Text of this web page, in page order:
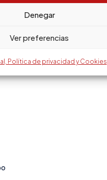
Denegar
Ver preferencias
Política de privacidad y Cookies
i Gràcia Nova